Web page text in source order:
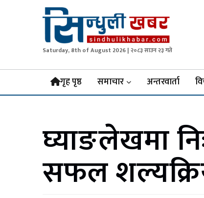
Sindhuli Khabar
News from Sindhuli Nepal
Saturday, 8th of August 2026 | २०८३ साउन २३ गते
गृह पृष्ठ समाचार अन्तरवार्ता
घ्याङलेखमा
सफल